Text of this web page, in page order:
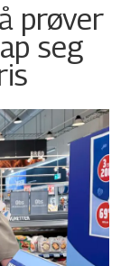
prøver
seg